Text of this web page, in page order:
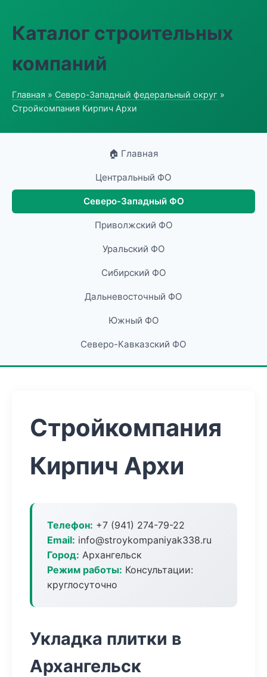
Каталог строительных
компаний
Главная » Северо-Западный федеральный округ »
Стройкомпания Кирпич Архи
🏠 Главная
Центральный ФО
Северо-Западный ФО
Приволжский ФО
Уральский ФО
Сибирский ФО
Дальневосточный ФО
Южный ФО
Северо-Кавказский ФО
Стройкомпания
Кирпич Архи
Телефон: +7 (941) 274-79-22
Email: info@stroykompaniyak338.ru
Город: Архангельск
Режим работы: Консультации:
круглосуточно
Укладка плитки в
Архангельск